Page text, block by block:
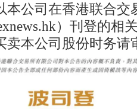
本公司在香港联合交
）刊登的相
卖本公司股份时务请